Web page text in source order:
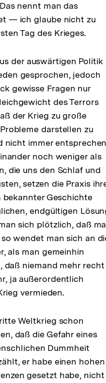
nennt man das
— ich glaube nicht zu
Tag des Krieges.
der auswärtigen Politik
gesprochen, jedoch
gewisse Fragen nur
des Terrors
der Krieg zu große
darstellen zu
nicht immer entsprechen
noch weniger als
die uns den Schlaf und
setzen die Praxis
bekannter Geschichte
endgültigen
sich plötzlich, daß
wendet man sich an
als man gemeinhin
daß niemand mehr recht
ja außerordentlich
vermieden.
Weltkrieg schon
daß die Gefahr eines
Dummheit
er habe einen hohen
gesetzt habe, nicht